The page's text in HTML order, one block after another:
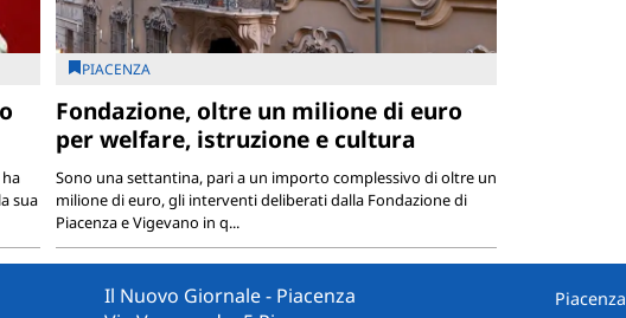
sua
PIACENZA
Fondazione, oltre un milione di euro
per welfare, istruzione e cultura
Sono una settantina, pari a un importo complessivo di oltre un
milione di euro, gli interventi deliberati dalla Fondazione di
Piacenza e Vigevano in q...
Il Nuovo Giornale - Piacenza
Piacenza